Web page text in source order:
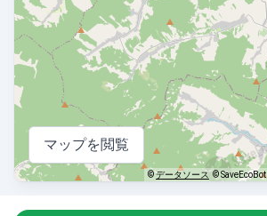
マップを閲覧
©データソース © SaveEcoBot